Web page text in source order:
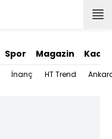
Spor Magazin Kadın
İnanç HT Trend